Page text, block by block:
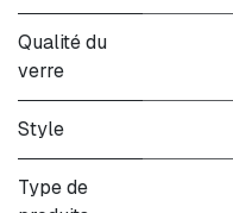
Qualité du
verre
Style
Type de